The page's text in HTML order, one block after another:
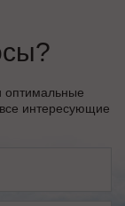
оптимальные
интересующие